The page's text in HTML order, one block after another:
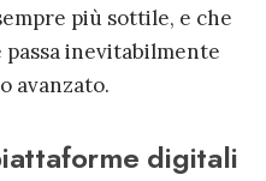
più sottile, e che
inevitabilmente
avanzato.
digitali